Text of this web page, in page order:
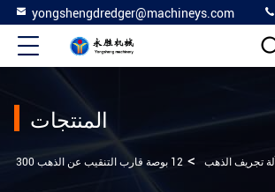
yongshengdredger@machineys.com
المنتجات
آلة تجريف الذهب >